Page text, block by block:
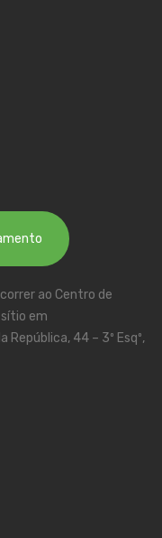
ao Centro de
em
44 – 3º Esqº,